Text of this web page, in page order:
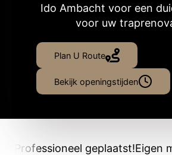
Ido Ambacht voor een
voor uw
Plan U Route
Bekijk openingstijden
Professioneel geplaatst!Eigen